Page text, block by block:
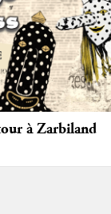
à Zarbiland